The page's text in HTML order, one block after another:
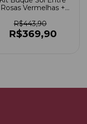
Rosas Vermelhas +
R$443,90
R$369,90